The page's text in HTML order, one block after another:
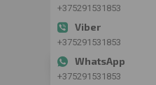
+375291531853
+375291531853
+375291531853